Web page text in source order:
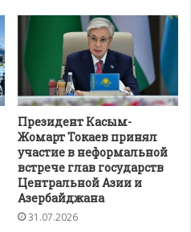
Президент Касым-
Жомарт Токаев принял
участие в неформальной
встрече глав государств
Центральной Азии и
Азербайджана
31.07.2026